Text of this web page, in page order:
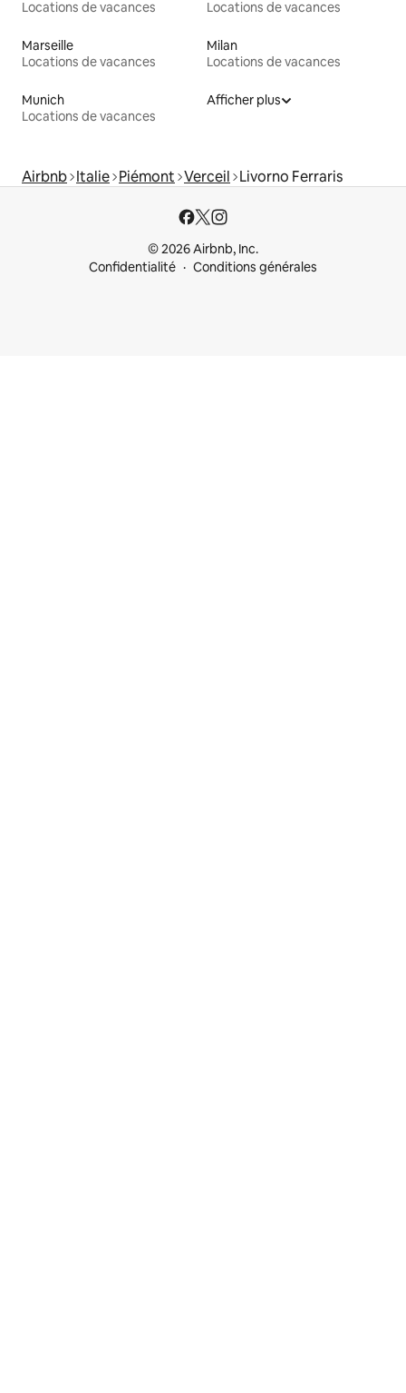
Locations de vacances Locations de vacances
Marseille
Locations de vacances
Milan
Locations de vacances
Munich
Locations de vacances
Afficher plus
Airbnb Italie Piémont Verceil Livorno Ferraris
© 2026 Airbnb, Inc.
Confidentialité
Conditions générales